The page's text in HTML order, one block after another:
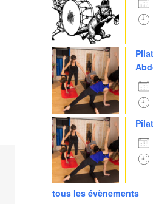
Outlook
tous les évènements